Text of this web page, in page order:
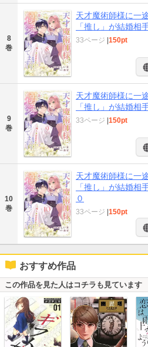
8
巻
天才魔術師様に一
「推し」が結婚相
33ページ |150pt
9
巻
天才魔術師様に一
「推し」が結婚相
33ページ |150pt
10
巻
天才魔術師様に一
「推し」が結婚相
０
33ページ |150pt
おすすめ作品
この作品を見た人はコチラも見ています